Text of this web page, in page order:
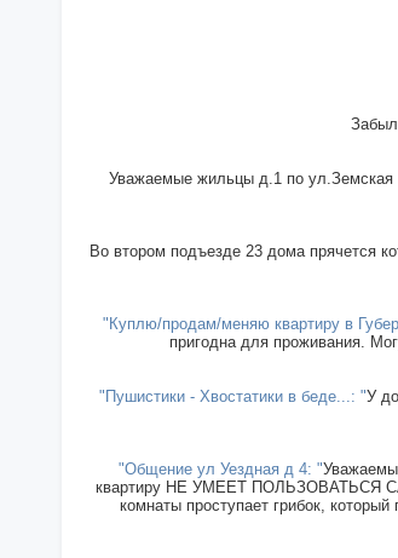
Уважаемые жильцы д.1 по ул.Земская
Во втором подъезде 23 дома прячется
"Куплю/продам/меняю квартиру в
пригодна для проживания.
"Пушистики - Хвостатики в беде...: "У
"Общение ул Уездная д 4: "
квартиру НЕ УМЕЕТ ПОЛЬЗОВАТЬСЯ
комнаты проступает грибок,